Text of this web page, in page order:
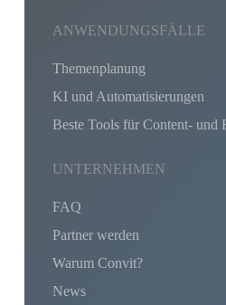
ANWENDUNGSFÄLLE
Themenplanung
KI und Automatisierungen
Beste Tools für Content- und
UNTERNEHMEN
FAQ
Partner werden
Warum Convit?
News